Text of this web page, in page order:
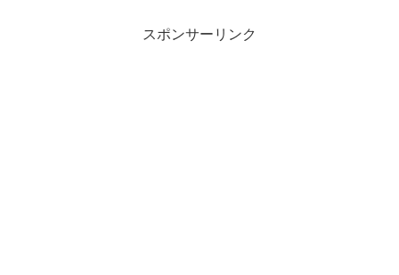
スポンサーリンク